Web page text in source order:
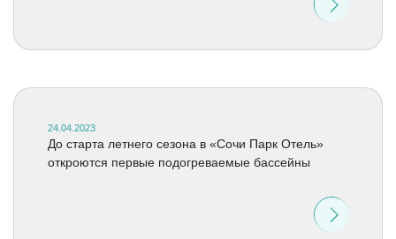
24.04.2023
До старта летнего сезона в «Сочи Парк Отель»
откроются первые подогреваемые бассейны